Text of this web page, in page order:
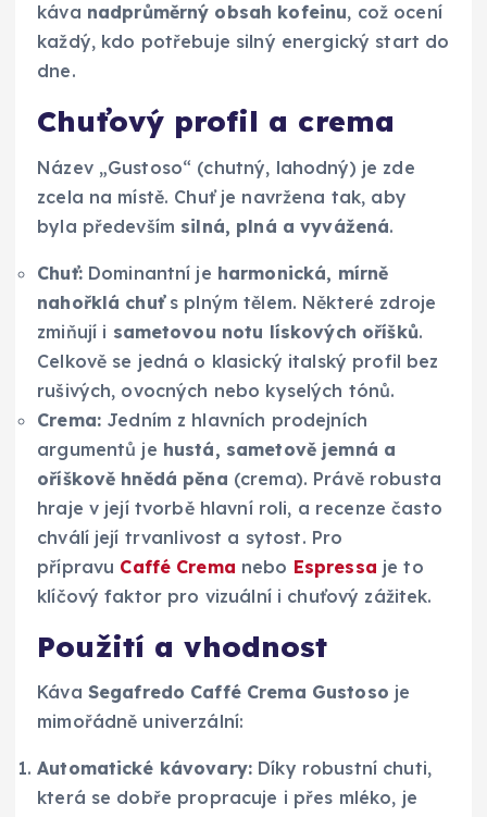
káva nadprůměrný obsah kofeinu, což ocení
každý, kdo potřebuje silný energický start do
dne.
Chuťový profil a crema
Název „Gustoso“ (chutný, lahodný) je zde
zcela na místě. Chuť je navržena tak, aby
byla především silná, plná a vyvážená.
Chuť:Dominantní je harmonická, mírně
nahořklá chuťs plným tělem. Některé zdroje
zmiňují i sametovou notu lískových oříšků.
Celkově se jedná o klasický italský profil bez
rušivých, ovocných nebo kyselých tónů.
Crema:Jedním z hlavních prodejních
argumentů je hustá, sametově jemná a
oříškově hnědá pěna (crema). Právě robusta
hraje v její tvorbě hlavní roli, a recenze často
chválí její trvanlivost a sytost. Pro
přípravu Caffé Crema nebo Espressa je to
klíčový faktor pro vizuální i chuťový zážitek.
Použití a vhodnost
Káva Segafredo Caffé Crema Gustoso je
mimořádně univerzální:
Automatické kávovary: Díky robustní chuti,
která se dobře propracuje i přes mléko, je